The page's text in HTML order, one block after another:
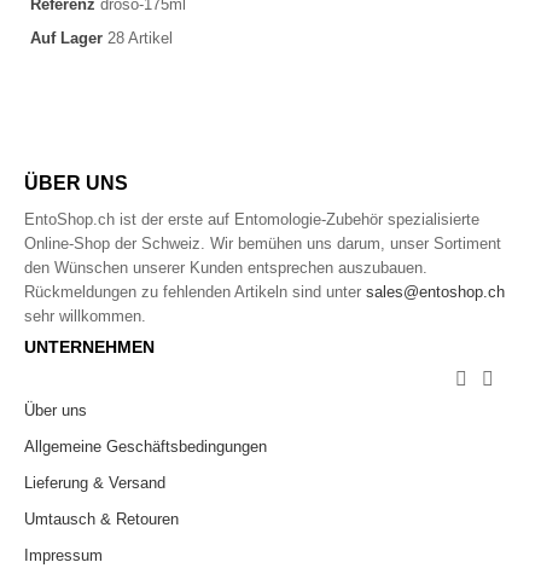
Referenz droso-175ml
Auf Lager 28 Artikel
ÜBER UNS
EntoShop.ch ist der erste auf Entomologie-Zubehör spezialisierte
Online-Shop der Schweiz. Wir bemühen uns darum, unser Sortiment
den Wünschen unserer Kunden entsprechen auszubauen.
Rückmeldungen zu fehlenden Artikeln sind unter sales@entoshop.ch
sehr willkommen.
UNTERNEHMEN
 
Über uns
Allgemeine Geschäftsbedingungen
Lieferung & Versand
Umtausch & Retouren
Impressum